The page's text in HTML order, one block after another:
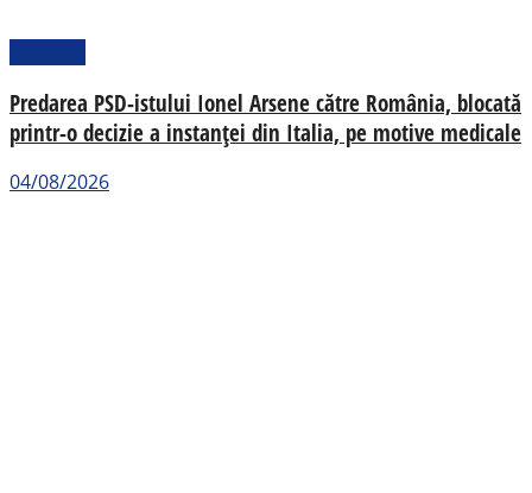
Predarea PSD-istului Ionel Arsene către România, blocată
printr-o decizie a instanței din Italia, pe motive medicale
04/08/2026